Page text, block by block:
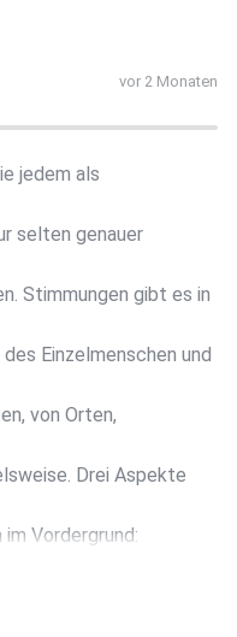
vor 2 Monaten
jedem als
selten genauer
Stimmungen gibt es in
Einzelmenschen und
von Orten,
Drei Aspekte
Vordergrund: